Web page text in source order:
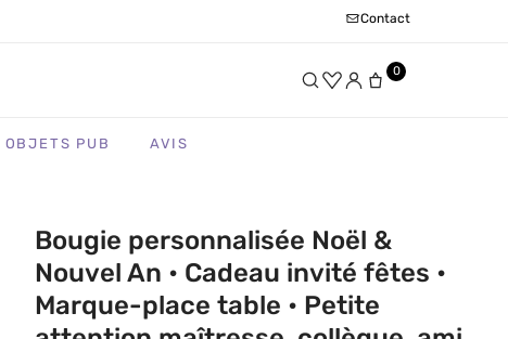
Contact
0
OBJETS PUB AVIS
Bougie personnalisée Noël &
Nouvel An • Cadeau invité fêtes •
Marque-place table • Petite